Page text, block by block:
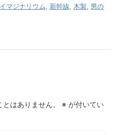
イマジナリウム 新幹線 木製
男の
はありません。 ※ が付いてい